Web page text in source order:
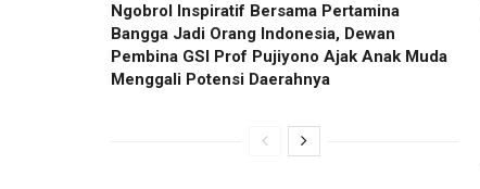
Ngobrol Inspiratif Bersama Pertamina
Bangga Jadi Orang Indonesia, Dewan
Pembina GSI Prof Pujiyono Ajak Anak Muda
Menggali Potensi Daerahnya